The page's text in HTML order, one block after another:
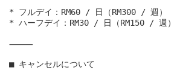
* フルデイ：RM60 / 日（RM300 / 週）
* ハーフデイ：RM30 / 日（RM150 / 週）
⸻
■ キャンセルについて